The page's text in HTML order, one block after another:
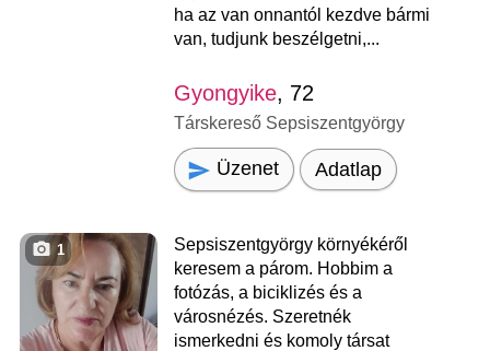
ha az van onnantól kezdve bármi
van, tudjunk beszélgetni,...
Gyongyike, 72
Társkereső Sepsiszentgyörgy
Üzenet Adatlap
1
Sepsiszentgyörgy környékéről
keresem a párom. Hobbim a
fotózás, a biciklizés és a
városnézés. Szeretnék
ismerkedni és komoly társat